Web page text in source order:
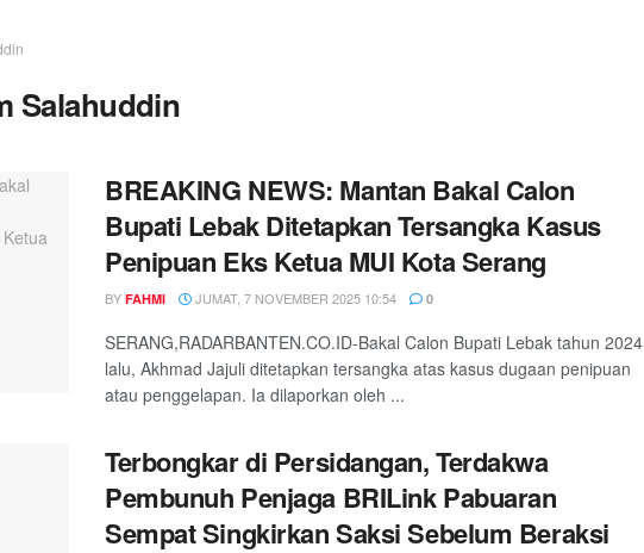
Salahuddin
BREAKING NEWS: Mantan Bakal Calon
Bupati Lebak Ditetapkan Tersangka Kasus
Penipuan Eks Ketua MUI Kota Serang
BY FAHMI JUMAT, 7 NOVEMBER 2025 10:54 0
SERANG,RADARBANTEN.CO.ID-Bakal Calon Bupati Lebak tahun 2024
lalu, Akhmad Jajuli ditetapkan tersangka atas kasus dugaan penipuan
atau penggelapan. Ia dilaporkan oleh ...
Terbongkar di Persidangan, Terdakwa
Pembunuh Penjaga BRILink Pabuaran
Sempat Singkirkan Saksi Sebelum Beraksi